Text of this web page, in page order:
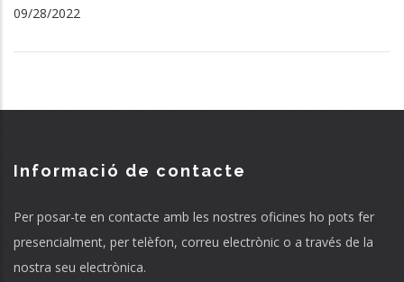
09/28/2022
Informació de contacte
Per posar-te en contacte amb les nostres oficines ho pots fer
presencialment, per telèfon, correu electrònic o a través de la
nostra seu electrònica.